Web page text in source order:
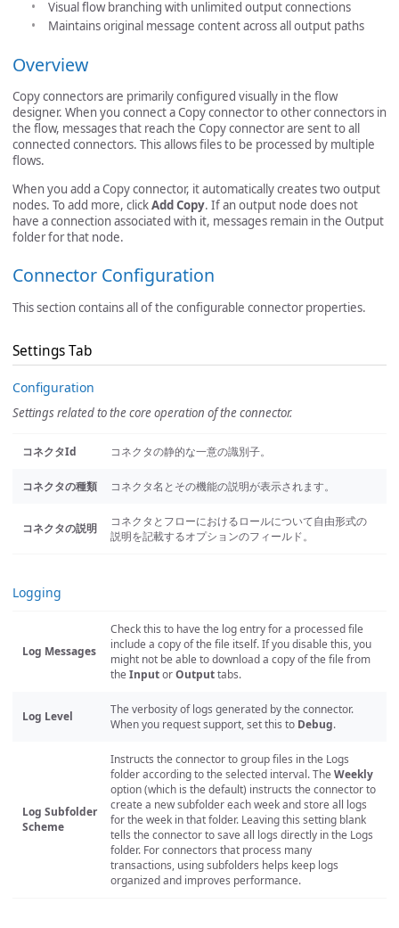
Visual flow branching with unlimited output connections
Maintains original message content across all output paths
Overview
Copy connectors are primarily configured visually in the flow
designer. When you connect a Copy connector to other connectors in
the flow, messages that reach the Copy connector are sent to all
connected connectors. This allows files to be processed by multiple
flows.
When you add a Copy connector, it automatically creates two output
nodes. To add more, clickAdd Copy. If an output node does not
have a connection associated with it, messages remain in the Output
folder for that node.
Connector Configuration
This section contains all of the configurable connector properties.
Settings Tab
Configuration
Settings related to the core operation of the connector.
コネクタId コネクタの静的な一意の識別子。
コネクタの種類 コネクタ名とその機能の説明が表示されます。
コネクタの説明
コネクタとフローにおけるロールについて自由形式の
説明を記載するオプションのフィールド。
Logging
Log Messages
Check this to have the log entry for a processed file
include a copy of the file itself. If you disable this, you
might not be able to download a copy of the file from
the InputorOutputtabs.
Log Level
The verbosity of logs generated by the connector.
When you request support, set this to Debug.
Log Subfolder
Scheme
Instructs the connector to group files in the Logs
folder according to the selected interval. The Weekly
option (which is the default) instructs the connector to
create a new subfolder each week and store all logs
for the week in that folder. Leaving this setting blank
tells the connector to save all logs directly in the Logs
folder. For connectors that process many
transactions, using subfolders helps keep logs
organized and improves performance.